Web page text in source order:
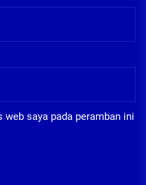
saya pada peramban ini